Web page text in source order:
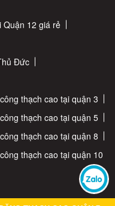
Quận 12 giá rẻ
Đức
thạch cao tại quận 3
thạch cao tại quận 5
thạch cao tại quận 8
thạch cao tại quận 10